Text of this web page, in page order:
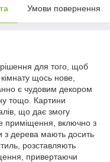
Умови повернення
для того, щоб
щось нове,
є чудовим декором
тощо. Картини
що дає змогу
приміщення, включно з
з дерева мають досить
розставляють
привертаючи